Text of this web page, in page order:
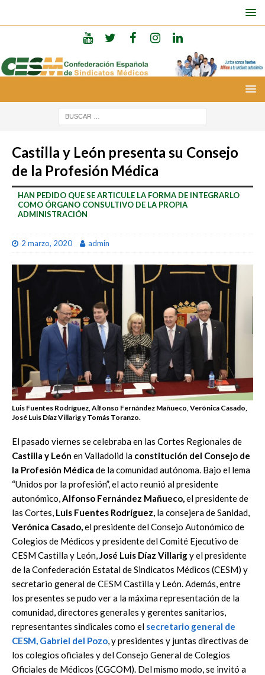
Castilla y León presenta su Consejo
de la Profesión Médica
HAN PEDIDO QUE SE ARTICULE LA FORMA DE INTEGRARLO
COMO ÓRGANO CONSULTIVO DE LA PROPIA
ADMINISTRACIÓN
2 marzo, 2020 admin
Luis Fuentes Rodríguez, Alfonso Fernández Mañueco, Verónica Casado,
José Luis Díaz Villarig y Tomás Toranzo.
El pasado viernes se celebraba en las Cortes Regionales de
Castilla y León en Valladolid la constitución del Consejo de
la Profesión Médica de la comunidad autónoma. Bajo el lema
“Unidos por la profesión”, el acto reunió al presidente
autonómico,Alfonso Fernández Mañueco,el presidente de
las Cortes, Luis Fuentes Rodríguez, la consejera de Sanidad,
Verónica Casado,el presidente del Consejo Autonómico de
Colegios de Médicos y presidente del Comité Ejecutivo de
CESM Castilla y León,José Luis Díaz Villarigy el presidente
de la Confederación Estatal de Sindicatos Médicos (CESM) y
secretario general de CESM Castilla y León. Además, entre
los presentes se pudo ver a la máxima representación de la
comunidad, directores generales y gerentes sanitarios,
representantes sindicales como el secretario general de
CESM, Gabriel del Pozo, y presidentes y juntas directivas de
los colegios oficiales y del Consejo General de Colegios
Oficiales de Médicos (CGCOM). Del mismo modo, se invitó a